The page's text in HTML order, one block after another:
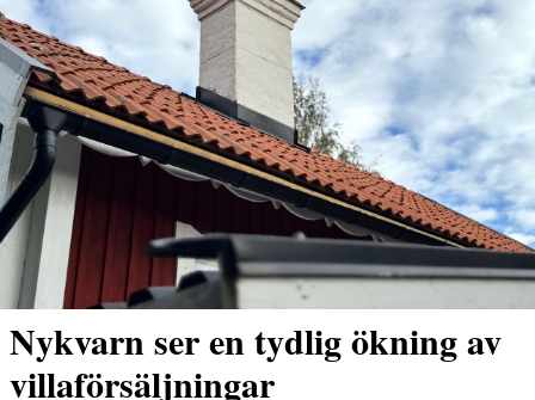
Nykvarn ser en tydlig ökning av
villaförsäljningar